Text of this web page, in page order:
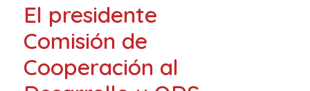
El presidente
Comisión de
Cooperación al